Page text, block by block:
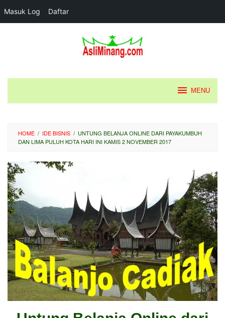
Masuk Log Daftar
MENU
HOME / IDE BISNIS / UNTUNG BELANJA ONLINE DARI PAYAKUMBUH
DAN LIMA PULUH KOTA HARI INI KAMIS 2 NOVEMBER 2017